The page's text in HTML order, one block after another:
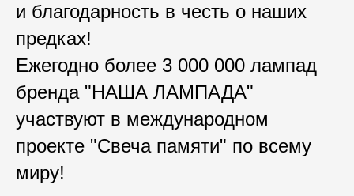
и благодарность в честь о наших
предках!
Ежегодно более 3 000 000 лампад
бренда "НАША ЛАМПАДА"
участвуют в международном
проекте "Свеча памяти" по всему
миру!